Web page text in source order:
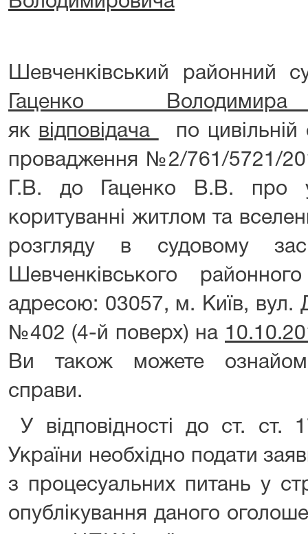
Шевченківський районний
Гаценко
як відповідача
по
провадження №2/761/5721/
Г.В. до Гаценко В.В. про
коритуванні житлом та
розгляду в судовому
Шевченківського
адресою: 03057, м. Київ, вул.
№402 (4-й поверх) на
Ви також можете
справи.
У відповідності до ст.
України необхідно подати
з процесуальних питань у
опублікування даного